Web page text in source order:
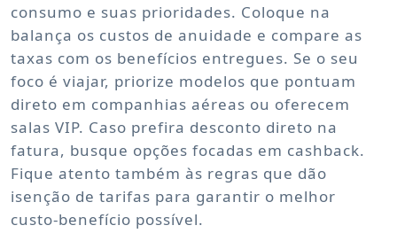
consumo e suas prioridades. Coloque na
balança os custos de anuidade e compare as
taxas com os benefícios entregues. Se o seu
foco é viajar, priorize modelos que pontuam
direto em companhias aéreas ou oferecem
salas VIP. Caso prefira desconto direto na
fatura, busque opções focadas em cashback.
Fique atento também às regras que dão
isenção de tarifas para garantir o melhor
custo-benefício possível.